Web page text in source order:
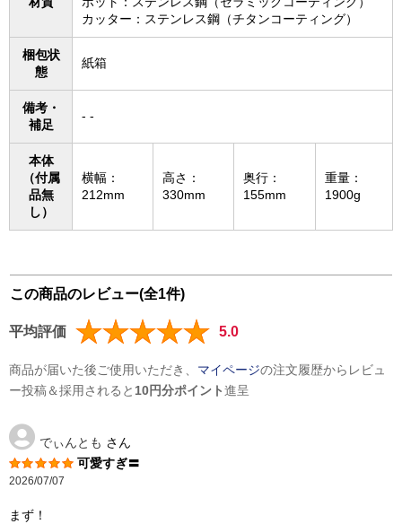
カッター：ステンレス鋼（チタンコーティング）
梱包状
態
紙箱
備考・
補足
- -
本体
（付属
品無
し）
横幅：
212mm
高さ：
330mm
奥行：
155mm
重量：
1900g
この商品のレビュー(全1件)
平均評価 5.0
商品が届いた後ご使用いただき、 マイページの注文履歴からレビュ
ー投稿＆採用されると 10円分ポイント進呈
でぃんとも さん
可愛すぎ〓
2026/07/07
まず！